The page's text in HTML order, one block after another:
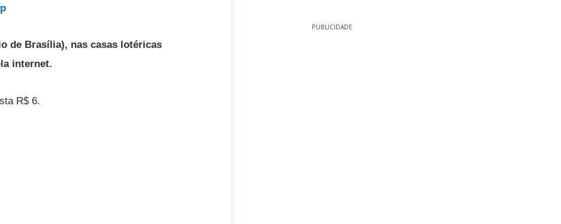
de Brasília), nas casas lotéricas
internet.
R$ 6.
PUBLICIDADE